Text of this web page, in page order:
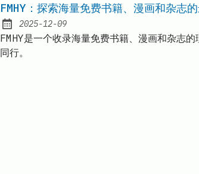
FMHY：探索海量免费书籍、漫画和杂志
Published:
2025-12-09
FMHY是一个收录海量免费书籍、漫画和杂志
同行。